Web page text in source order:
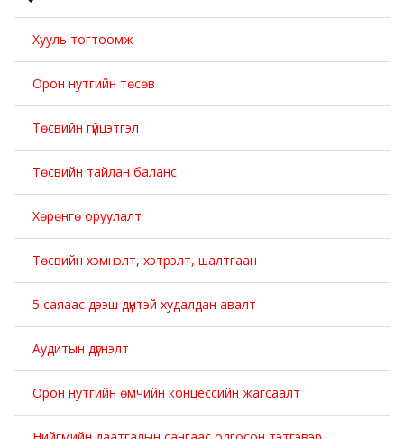
Хууль тогтоомж
Орон нутгийн төсөв
Төсвийн гүйцэтгэл
Төсвийн тайлан баланс
Хөрөнгө оруулалт
Төсвийн хэмнэлт, хэтрэлт, шалтгаан
5 саяаас дээш дүнтэй худалдан авалт
Аудитын дүгнэлт
Орон нутгийн өмчийн концессийн жагсаалт